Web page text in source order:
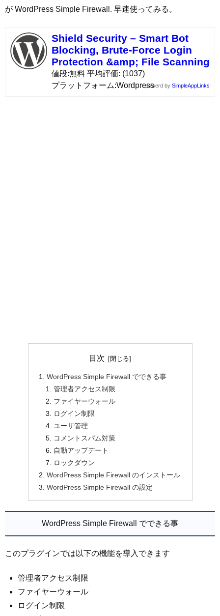
が WordPress Simple Firewall. 早速使ってみる。
Shield Security – Smart Bot
Blocking, Brute-Force Login
Protection &amp; File Scanning
値段 無料 平均評価 (1037)
プラットフォーム Wordpresspowerd by SimpleAppLinks
目次
WordPress Simple Firewall でできる事
管理者アクセス制限
ファイヤーウォール
ログイン制限
ユーザ管理
コメントスパム対策
自動アップデート
ロックダウン
WordPress Simple Firewall のインストール
WordPress Simple Firewall の設定
WordPress Simple Firewall でできる事
このプラグインでは以下の機能を導入できます
管理者アクセス制限
ファイヤーウォール
ログイン制限